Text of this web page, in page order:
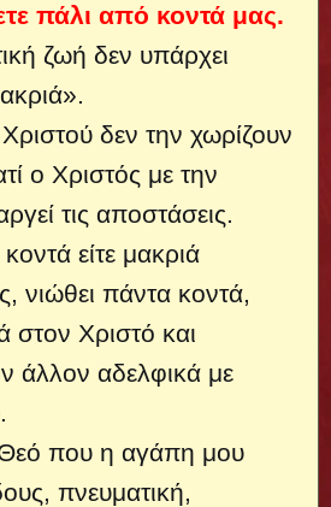
πάλι από κοντά μας.
ζωή δεν υπάρχει
δεν την χωρίζουν
ο Χριστός με την
τις αποστάσεις.
είτε μακριά
νιώθει πάντα κοντά,
στον Χριστό και
άλλον αδελφικά με
που η αγάπη μου
πνευματική,